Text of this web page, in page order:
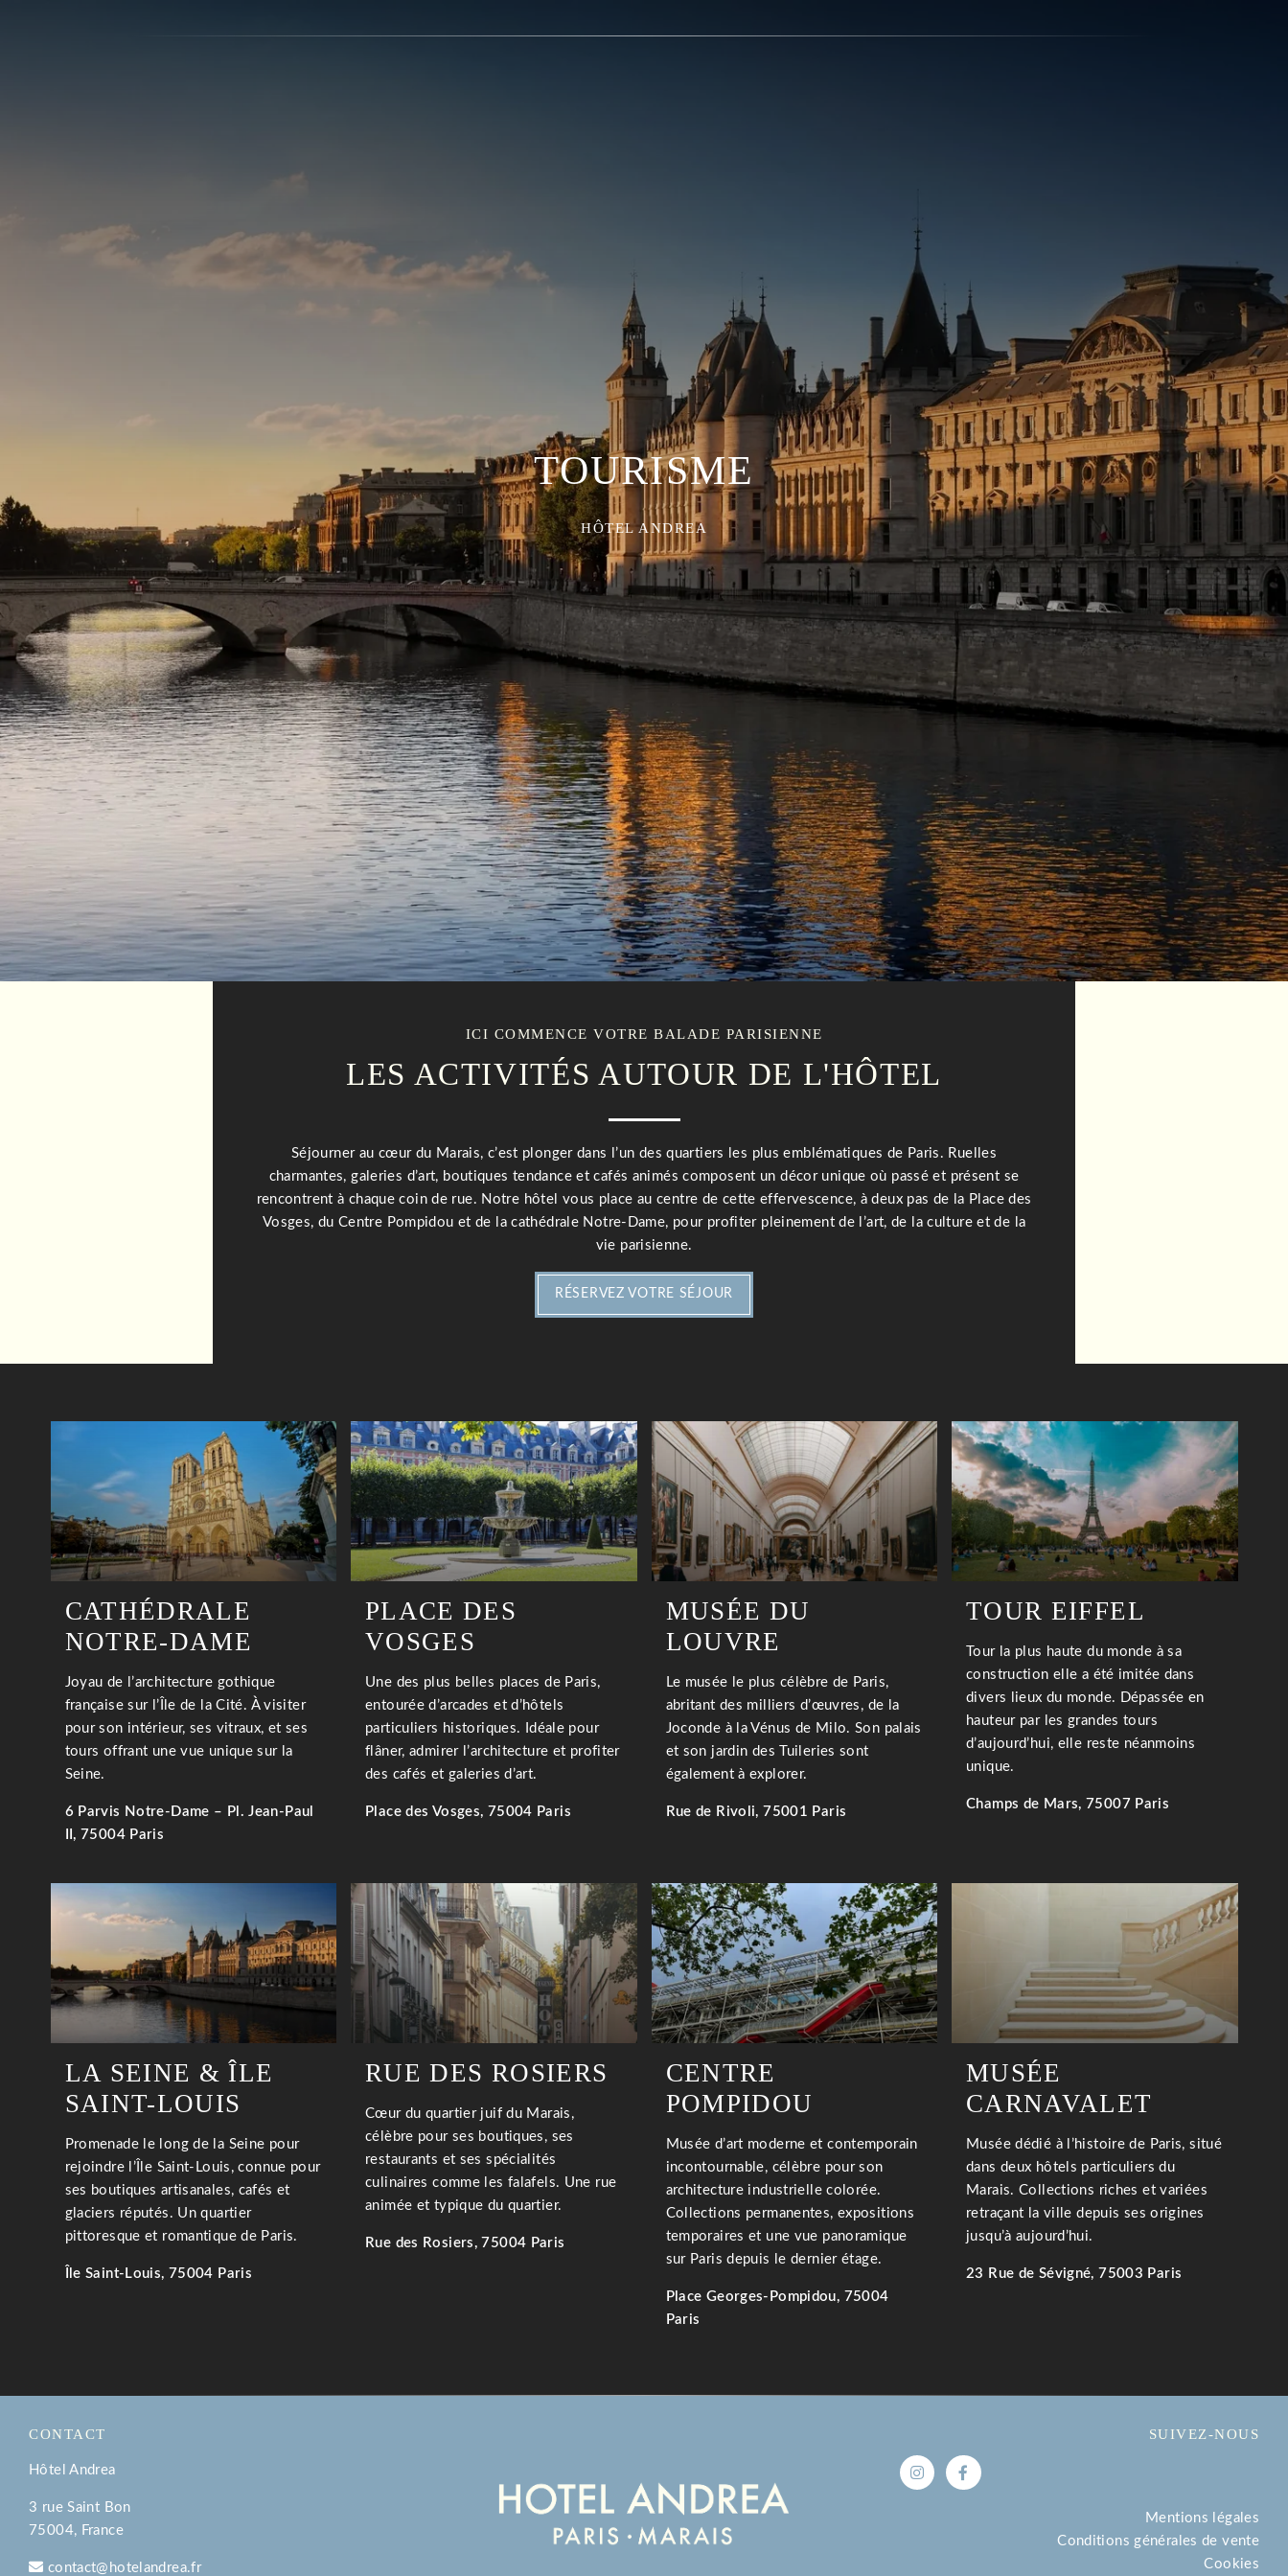
TOURISME
HÔTEL ANDREA
ICI COMMENCE VOTRE BALADE PARISIENNE
LES ACTIVITÉS AUTOUR DE L'HÔTEL
Séjourner au cœur du Marais, c’est plonger dans l’un des quartiers les plus emblématiques de Paris. Ruelles
charmantes, galeries d’art, boutiques tendance et cafés animés composent un décor unique où passé et présent se
rencontrent à chaque coin de rue. Notre hôtel vous place au centre de cette effervescence, à deux pas de la Place des
Vosges, du Centre Pompidou et de la cathédrale Notre-Dame, pour profiter pleinement de l’art, de la culture et de la
vie parisienne.
RÉSERVEZ VOTRE SÉJOUR
CATHÉDRALE
NOTRE-DAME
Joyau de l’architecture gothique
française sur l’Île de la Cité. À visiter
pour son intérieur, ses vitraux, et ses
tours offrant une vue unique sur la
Seine.
6 Parvis Notre-Dame – Pl. Jean-Paul
II, 75004 Paris
EN SAVOIR PLUS
PLACE DES
VOSGES
Une des plus belles places de Paris,
entourée d’arcades et d’hôtels
particuliers historiques. Idéale pour
flâner, admirer l’architecture et profiter
des cafés et galeries d’art.
Place des Vosges, 75004 Paris
MUSÉE DU
LOUVRE
Le musée le plus célèbre de Paris,
abritant des milliers d’œuvres, de la
Joconde à la Vénus de Milo. Son palais
et son jardin des Tuileries sont
également à explorer.
Rue de Rivoli, 75001 Paris
EN SAVOIR PLUS
TOUR EIFFEL
Tour la plus haute du monde à sa
construction elle a été imitée dans
divers lieux du monde. Dépassée en
hauteur par les grandes tours
d’aujourd’hui, elle reste néanmoins
unique.
Champs de Mars, 75007 Paris
LA SEINE & ÎLE
SAINT-LOUIS
Promenade le long de la Seine pour
rejoindre l’Île Saint-Louis, connue pour
ses boutiques artisanales, cafés et
glaciers réputés. Un quartier
pittoresque et romantique de Paris.
Île Saint-Louis, 75004 Paris
RUE DES ROSIERS
Cœur du quartier juif du Marais,
célèbre pour ses boutiques, ses
restaurants et ses spécialités
culinaires comme les falafels. Une rue
animée et typique du quartier.
Rue des Rosiers, 75004 Paris
CENTRE
POMPIDOU
Musée d’art moderne et contemporain
incontournable, célèbre pour son
architecture industrielle colorée.
Collections permanentes, expositions
temporaires et une vue panoramique
sur Paris depuis le dernier étage.
Place Georges-Pompidou, 75004
Paris
EN SAVOIR PLUS
MUSÉE
CARNAVALET
Musée dédié à l’histoire de Paris, situé
dans deux hôtels particuliers du
Marais. Collections riches et variées
retraçant la ville depuis ses origines
jusqu’à aujourd’hui.
23 Rue de Sévigné, 75003 Paris
EN SAVOIR PLUS
CONTACT
Hôtel Andrea
3 rue Saint Bon
75004, France
contact@hotelandrea.fr
SUIVEZ-NOUS
Mentions légales
Conditions générales de vente
Cookies
ACCUEIL
CHAMBRES
SERVICES
TOURISME
GALERIE
RÉSERVER
Hôtel Andrea
contact@hotelandrea.fr
+33 1 42 78 43 93